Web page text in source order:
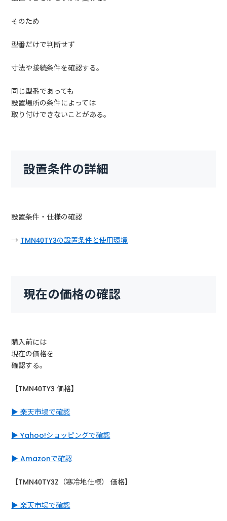
そのため
型番だけで判断せず
寸法や接続条件を確認する。
同じ型番であっても
設置場所の条件によっては
取り付けできないことがある。
設置条件の詳細
設置条件・仕様の確認
→ TMN40TY3の設置条件と使用環境
現在の価格の確認
購入前には
現在の価格を
確認する。
【TMN40TY3 価格】
▶ 楽天市場で確認
▶ Yahoo!ショッピングで確認
▶ Amazonで確認
【TMN40TY3Z（寒冷地仕様） 価格】
▶ 楽天市場で確認